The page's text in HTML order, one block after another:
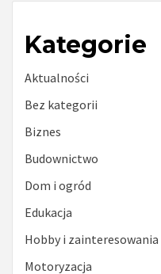
Kategorie
Aktualności
Bez kategorii
Biznes
Budownictwo
Dom i ogród
Edukacja
Hobby i zainteresowania
Motoryzacja